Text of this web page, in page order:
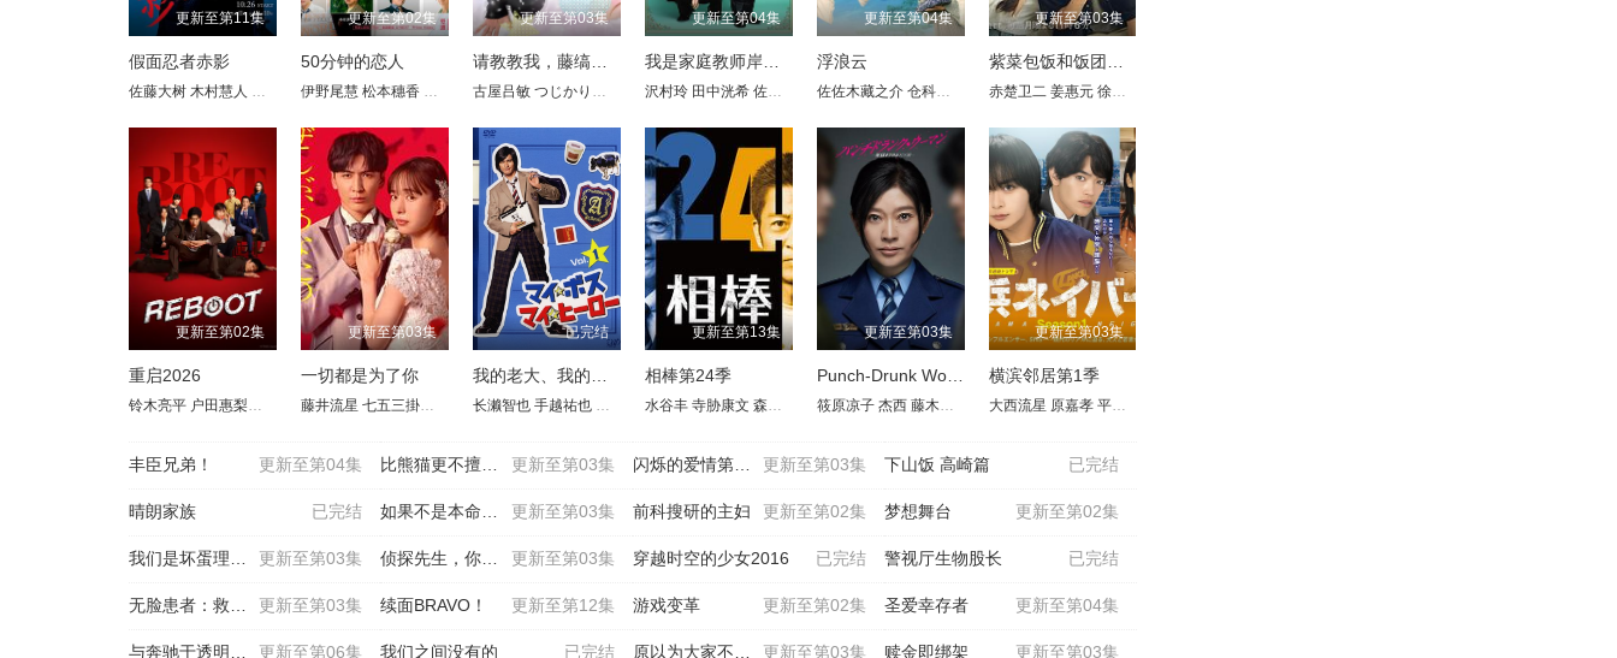
更新至第11集
假面忍者赤影
佐藤大树 木村慧人 加藤谅 忍成修吾 柄本时生 田崎敬浩
更新至第02集
50分钟的恋人
伊野尾慧 松本穗香 味方良介 秋元真夏 黑田光辉 欢迎小田 高桥光臣 木村多江
更新至第03集
请教教我，藤缟先生！
古屋吕敏 つじかりん 岛津见
更新至第04集
我是家庭教师岸骑士
沢村玲 田中洸希 佐藤江梨子 宫泽佑 井上想良 八神庆仁郎 樱木雅哉 長田拓郎
更新至第04集
浮浪云
佐佐木藏之介 仓科加奈 尾形一成 川原瑛都 渡部豪太
更新至第03集
紫菜包饭和饭团～相爱的两个人相似又不一样～
赤楚卫二 姜惠元 徐睿知
更新至第02集
重启2026
铃木亮平 户田惠梨香 永濑廉 莳田彩珠 中川大辅 藤泽凉架 藤田阳 矢崎滉 野吕佳代 塚地武雅 津田笃宏 伊藤英明 池田铁洋 酒向芳 黑木美沙 原田美枝子 北村有起哉
更新至第03集
一切都是为了你
藤井流星 七五三掛龙也 井桁弘惠 武田玲奈 大原优乃 草川拓弥 古屋吕敏 奈叶 铃木爱理 松下由树
已完结
长濑智也 手越祐也 新垣结衣 香椎由宇 市村正亲 黄川田将也 大杉涟 岩城滉一 罇真佐子 村川绘梨
更新至第13集
相棒第24季
水谷丰 寺胁康文 森口瑶子 铃木砂羽 川原和久 山中崇史 筱原友希子 山西惇
更新至第03集
Punch-Drunk Woman-离越狱还有××天-
筱原凉子 杰西 藤木直人 知英 高桥努 尾碕真花
更新至第03集
横滨邻居第1季
大西流星 原嘉孝 平祐奈
更新至第04集
丰臣兄弟！ 更新至第03集
比熊猫更不擅长恋爱的我们 更新至第03集
闪烁的爱情第二季 已完结
下山饭 高崎篇
已完结
晴朗家族 更新至第03集
如果不是本命就好了 更新至第02集
前科搜研的主妇 更新至第02集
梦想舞台
更新至第03集
我们是坏蛋理发师 更新至第03集
侦探先生，你的背包开着呢 已完结
穿越时空的少女2016 已完结
警视厅生物股长
更新至第03集
无脸患者：救赎或是审判 更新至第12集
续面BRAVO！ 更新至第02集
游戏变革 更新至第04集
圣爱幸存者
更新至第06集
与奔驰于透明之夜的你，谈一场看不见的恋爱。 已完结
我们之间没有的 更新至第03集
原以为大家不以貌取人 更新至第03集
赎金即绑架